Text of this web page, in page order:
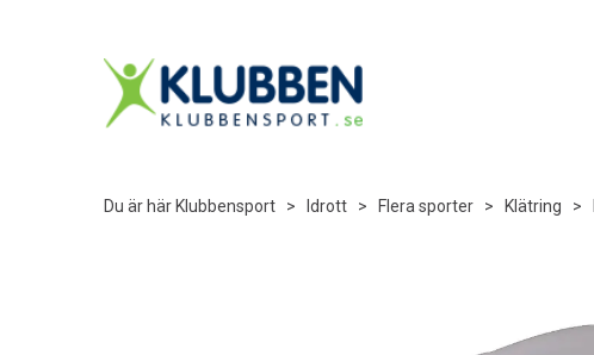
Du är här Klubbensport > Idrott > Flera sporter > Klätring >